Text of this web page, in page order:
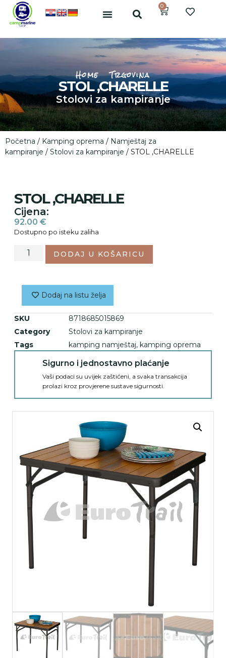
0
Home Trgovina
STOL ,CHARELLE
Stolovi za kampiranje
Početna / Kamping oprema / Namještaj za
kampiranje / Stolovi za kampiranje / STOL ,CHARELLE
STOL ,CHARELLE
Cijena:
92.00 €
Dostupno po isteku zaliha
DODAJ U KOŠARICU
Dodaj na listu želja
SKU
8718685015869
Category
Stolovi za kampiranje
Tags
kamping namještaj, kamping oprema
Sigurno i jednostavno plaćanje
Vaši podaci su uvijek zaštićeni, a svaka transakcija
prolazi kroz provjerene sustave sigurnosti.